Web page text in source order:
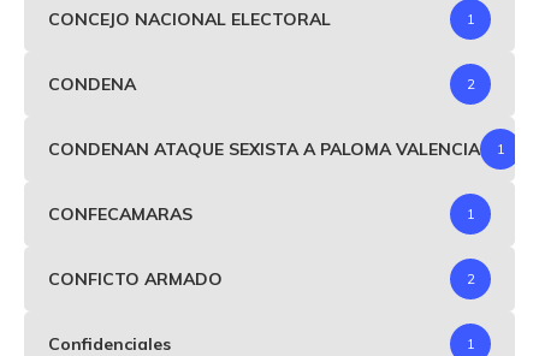
CONCEJO NACIONAL ELECTORAL 1
CONDENA 2
CONDENAN ATAQUE SEXISTA A PALOMA VALENCIA 1
CONFECAMARAS 1
CONFICTO ARMADO 2
Confidenciales 1